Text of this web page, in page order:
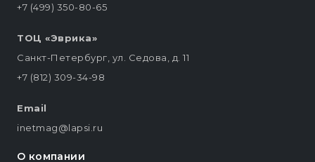
+7 (499) 350-80-65
ТОЦ «Эврика»
Санкт-Петербург, ул. Седова, д. 11
+7 (812) 309-34-98
Email
inetmag@lapsi.ru
О компании